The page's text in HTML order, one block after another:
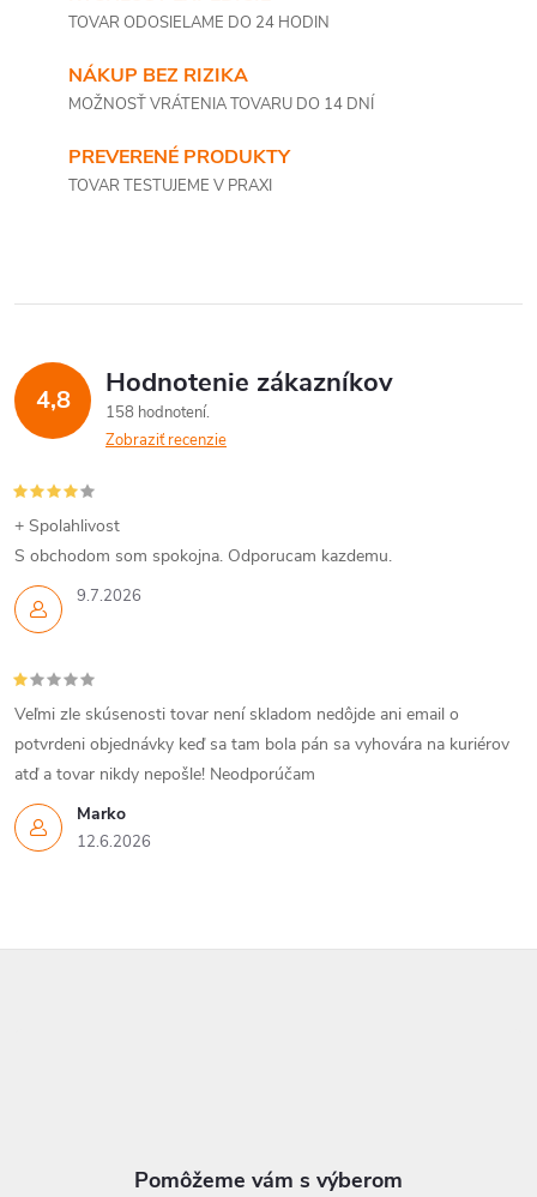
TOVAR ODOSIELAME DO 24 HODIN
NÁKUP BEZ RIZIKA
MOŽNOSŤ VRÁTENIA TOVARU DO 14 DNÍ
PREVERENÉ PRODUKTY
TOVAR TESTUJEME V PRAXI
4,8 Hodnotenie zákazníkov
158 hodnotení
Zobraziť recenzie
9.7.2026
+ Spolahlivost
S obchodom som spokojna. Odporucam kazdemu.
Marko
12.6.2026
Veľmi zle skúsenosti tovar není skladom nedôjde ani email o
potvrdeni objednávky keď sa tam bola pán sa vyhovára na kuriérov
atď a tovar nikdy nepošle! Neodporúčam